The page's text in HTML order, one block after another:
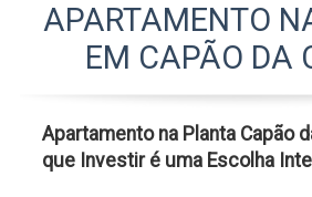
APARTAMENTO
EM CAPÃO DA
Apartamento na Planta Capão
que Investir é uma Escolha